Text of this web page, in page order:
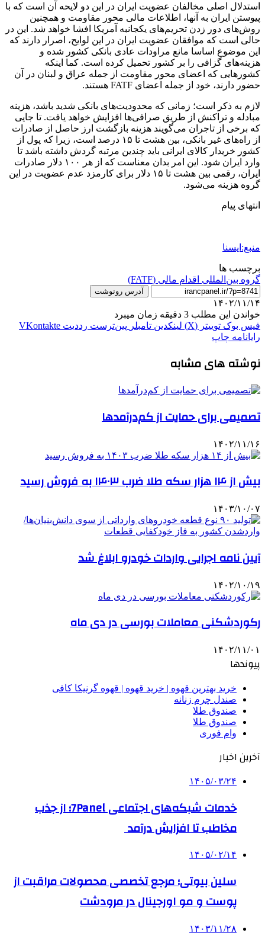
استدلال اصلی مخالفان عضویت ایران در این دو لایحه آن است که با
پیوستن ایران به آنها، اطلاعات مالی محور مقاومت و همچنین
روش‌های دور زدن تحریم‌های یکجانبه آمریکا افشا خواهد شد. این در
حالی است که موافقان عضویت ایران در این لوایح، اصرار دارند که
این موضوع اساسا مانع مراودات عادی بانکی کشور شده و
هزینه‌های گزافی را بر کشور تحمیل کرده است. کما اینکه
کشورهایی که اعضای محور مقاومت از جمله عراق و لبنان در آن
حضور دارند، خود از جمله اعضای FATF هستند.
لازم به ذکر است؛ زمانی که محدودیت‌های بانکی شدید باشد، هزینه
مبادله و تراکنش از طریق صرافی‌ها افزایش خواهد یافت. تا جایی
که برخی از تاجران می‌گویند هزینه بازگشت ارز حاصل از صادرات
از راه‌های غیر بانکی، بین هشت تا ۱۵ درصد است، زیرا که پول از
کشور خریدار کالای ایرانی باید چندین مرتبه گردش داشته باشد تا
وارد ایران شود. این امر بدان معناست که از هر ۱۰۰ دلار صادرات
ایران، رقمی بین هشت تا ۱۵ دلار برای کارمزد عدم عضویت در این
گروه هزینه می‌شود.
انتهای پیام
منبع:ایسنا
برچسب ها
گروه بین‌المللی اقدام مالی (FATF)
آدرس رونوشت
۱۴۰۲/۱۱/۱۴
خواندن این مطلب 3 دقیقه زمان میبرد
فیس بوک توییتر (X) لینکدین ‫تامبلر ‫پین‌ترست ‫رددیت ‫VKontakte
رایانامه چاپ
نوشته های مشابه
تصمیمی برای حمایت از کم‌درآمدها
۱۴۰۲/۱۱/۱۶
بیش از ۱۴ هزار سکه طلا ضرب ۱۴۰۳ به فروش رسید
۱۴۰۳/۱۰/۰۷
آیین نامه اجرایی واردات خودرو ابلاغ شد
۱۴۰۲/۱۰/۱۹
رکوردشکنی معاملات بورسی در دی ماه
۱۴۰۲/۱۱/۰۱
پیوندها
خرید بهترین قهوه | خرید قهوه | قهوه گرنیکا کافی
صندل چرم زنانه
صندوق طلا
صندوق طلا
وام فوری
آخرین اخبار
۱۴۰۵/۰۳/۲۴
خدمات شبکه‌های اجتماعی 7Panel؛ از جذب
مخاطب تا افزایش درآمد
۱۴۰۵/۰۲/۱۴
سلین بیوتی؛ مرجع تخصصی محصولات مراقبت از
پوست و مو اورجینال در مرودشت
۱۴۰۳/۱۱/۲۸